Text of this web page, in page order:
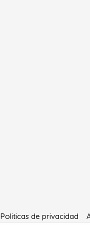
Politicas de privacidad